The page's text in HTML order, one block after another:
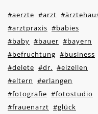
#aerzte #arzt
#arztpraxis #babies
#baby #bauer #bayern
#befruchtung #business
#delete #dr. #eizellen
#eltern #erlangen
#fotografie #fotostudio
#frauenarzt #glück